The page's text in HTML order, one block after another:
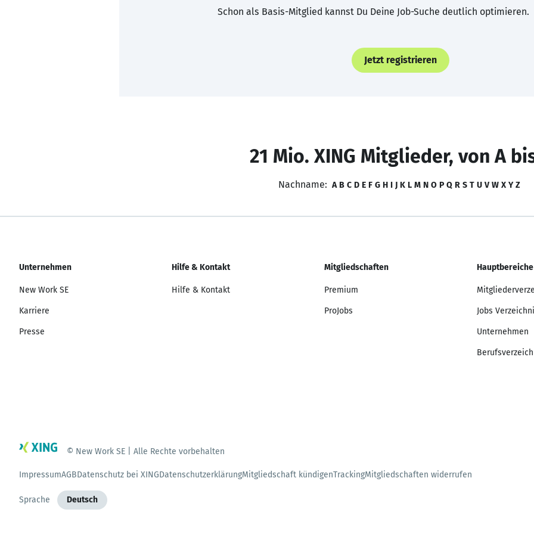
Schon als Basis-Mitglied kannst Du Deine Job-Suche deutlich optimieren.
Jetzt registrieren
21 Mio. XING Mitglieder, von A
Nachname: A B C D E F G H I J K L M N O P Q R S T U V W X Y Z
Unternehmen
New Work SE
Karriere
Presse
Hilfe & Kontakt
Hilfe & Kontakt
Mitgliedschaften
Premium
ProJobs
Hauptbereiche
Jobs
Unternehmen
© New Work SE | Alle Rechte vorbehalten
ImpressumAGBDatenschutz bei XINGDatenschutzerklärungMitgliedschaft kündigenTrackingMitgliedschaften widerrufen
Sprache Deutsch